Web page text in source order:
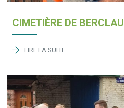
CIMETIÈRE DE BERCLAU
LIRE LA SUITE